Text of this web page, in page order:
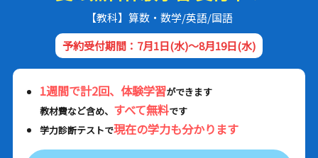
【教科】算数・数学/英語/国語
予約受付期間：7月1日(水)～8月19日(水)
1週間で計2回、体験学習ができます
教材費など含め、 すべて無料です
学力診断テストで現在の学力も分かります